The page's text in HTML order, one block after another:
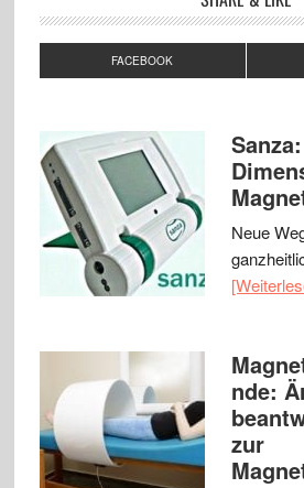
FACEBOOK
Neue
nde:
zur